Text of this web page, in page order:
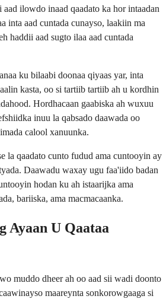
ilowdo inaad qaadato ka hor intaadan
inta aad cuntada cunayso, laakiin ma
haddii aad sugto ilaa aad cuntada
ku bilaabi doonaa qiyaas yar, inta
kasta, oo si tartiib tartiib ah u kordhin
Hordhacaan gaabiska ah wuxuu
inuu la qabsado daawada oo
calool xanuunka.
la qaadato cunto fudud ama cuntooyin ay
Daawadu waxay ugu faa'iido badan
hodan ku ah istaarijka ama
bariiska, ama macmacaanka.
Ayaan U Qaataa
muddo dheer ah oo aad sii wadi doonto
maareynta sonkorowgaaga si